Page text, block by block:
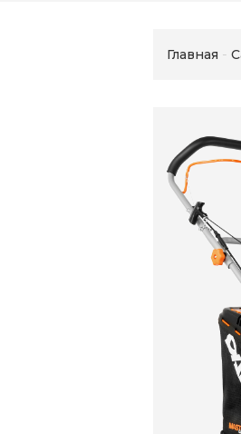
Главная